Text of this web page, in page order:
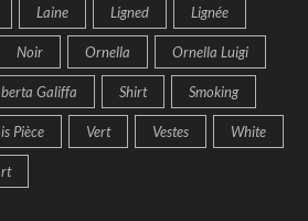
Laine Ligned Lignée
Noir Ornella Ornella Luigi
Galiffa Shirt Smoking
Pièce Vert Vestes White